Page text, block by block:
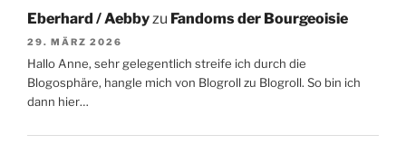
Eberhard / Aebbyzu Fandoms der Bourgeoisie
29. MÄRZ 2026
Hallo Anne, sehr gelegentlich streife ich durch die
Blogosphäre, hangle mich von Blogroll zu Blogroll. So bin ich
dann hier…